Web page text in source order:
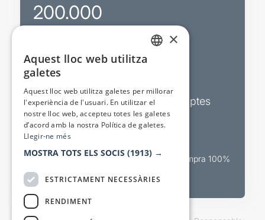
200.000
Sortejos exclusius
Butlletins d’actualitat i descomptes
Valora espectacles
Canal oficial de venda teatral Compra 100%
×
Aquest lloc web utilitza
galetes
Aquest lloc web utilitza galetes per millorar
l'experiència de l'usuari. En utilitzar el
nostre lloc web, accepteu totes les galetes
d’acord amb la nostra Política de galetes.
Llegir-ne més
MOSTRA TOTS ELS SOCIS (1913) →
ESTRICTAMENT NECESSÀRIES
RENDIMENT